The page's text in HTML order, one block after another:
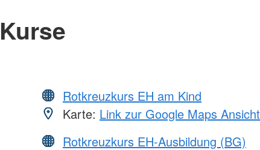
Kurse
Rotkreuzkurs EH am Kind
Karte: Link zur Google Maps Ansicht
Rotkreuzkurs EH-Ausbildung (BG)